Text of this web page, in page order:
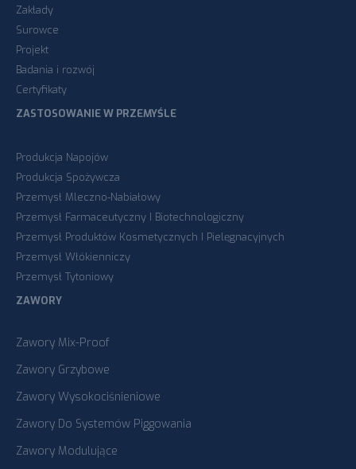
Zakłady
Surowce
Projekt
Badania i rozwój
Certyfikaty
ZASTOSOWANIE W PRZEMYŚLE
Produkcja Napojów
Produkcja Spożywcza
Przemysł Mleczno-Nabiałowy
Przemysł Farmaceutyczny I Biotechnologiczny
Przemysł Produktów Kosmetycznych I Pielęgnacyjnych
Przemysł Włókienniczy
Przemysł Tytoniowy
ZAWORY
Zawory Mix-Proof
Zawory Grzybowe
Zawory Wysokociśnieniowe
Zawory Do Systemów Piggowania
Zawory Modulujące